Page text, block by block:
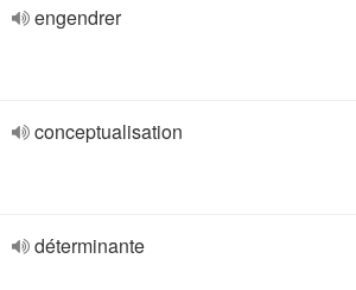
engendrer
conceptualisation
déterminante